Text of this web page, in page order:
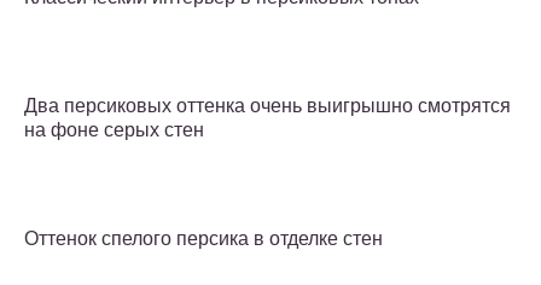
Два персиковых оттенка очень выигрышно смотрятся
на фоне серых стен
Оттенок спелого персика в отделке стен